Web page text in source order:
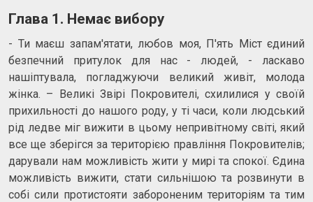
Глава 1. Немає вибору
- Ти маєш запам'ятати, любов моя, П'ять Міст єдиний
безпечний притулок для нас - людей, - ласкаво
нашіптувала, погладжуючи великий живіт, молода
жінка. – Великі Звірі Покровителі, схилилися у своїй
прихильності до нашого роду, у ті часи, коли людський
рід ледве міг вижити в цьому непривітному світі, який
все ще зберігся за територією правління Покровителів;
дарували нам можливість жити у мирі та спокої. Єдина
можливість вижити, стати сильнішою та розвинути в
собі сили протистояти забороненим територіям та тим